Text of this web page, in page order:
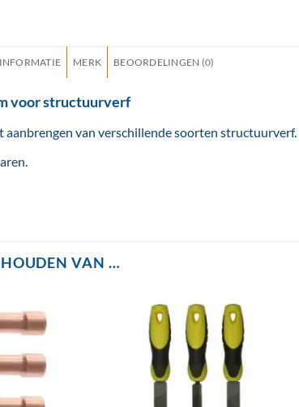
MERK BEOORDELINGEN (0)
voor structuurverf
aanbrengen van verschillende soorten structuurverf.
VAN …